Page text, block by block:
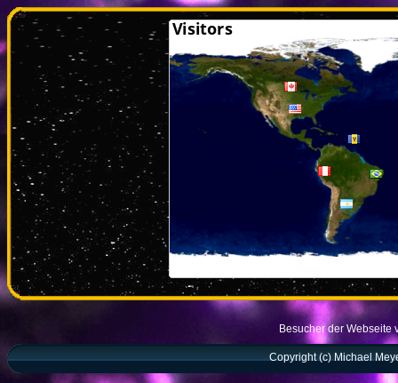
Besucher der Webseite
Copyright (c) Michael